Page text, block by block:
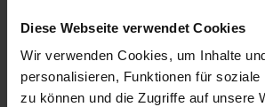
Diese Webseite verwendet Cookies
Wir verwenden Cookies, um Inhalte
personalisieren, Funktionen für soziale
zu können und die Zugriffe auf unsere
verkehrsweiß, silber eloxiert,
Schirmtuch